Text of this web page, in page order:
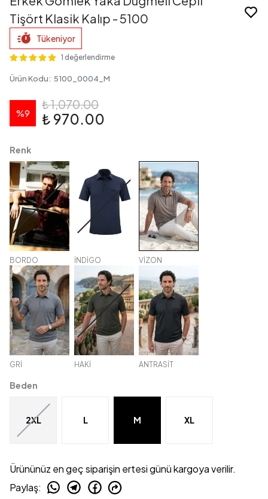
Tişört Klasik Kalıp - 5100
Tükeniyor
1 değerlendirme
Ürün Kodu: 5100_0004_M
%9
₺ 1,070.00
₺ 970.00
Renk
BORDO İNDİGO VİZON
GRİ HAKİ ANTRASİT
Beden
2XL L M XL
Ürününüz en geç siparişin ertesi günü kargoya verilir.
Paylaş: